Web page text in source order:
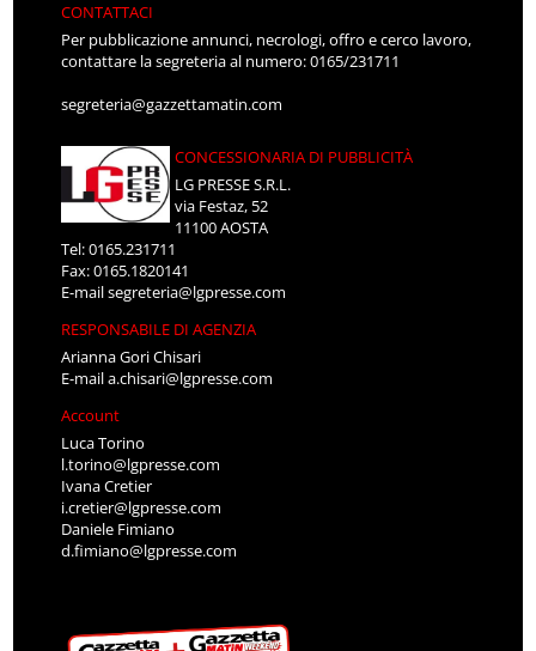
CONTATTACI
Per pubblicazione annunci, necrologi, offro e cerco lavoro,
contattare la segreteria al numero: 0165/231711
segreteria@gazzettamatin.com
CONCESSIONARIA DI PUBBLICITÀ
LG PRESSE S.R.L.
via Festaz, 52
11100 AOSTA
Tel: 0165.231711
Fax: 0165.1820141
E-mailsegreteria@lgpresse.com
RESPONSABILE DI AGENZIA
Arianna Gori Chisari
E-maila.chisari@lgpresse.com
Account
Luca Torino
l.torino@lgpresse.com
Ivana Cretier
i.cretier@lgpresse.com
Daniele Fimiano
d.fimiano@lgpresse.com